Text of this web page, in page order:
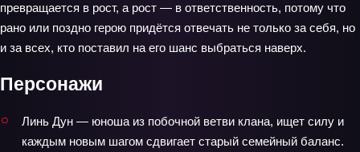
превращается в рост, а рост — в ответственность, потому что
рано или поздно герою придётся отвечать не только за себя, но
и за всех, кто поставил на его шанс выбраться наверх.
Персонажи
Линь Дун — юноша из побочной ветви клана, ищет силу и
каждым новым шагом сдвигает старый семейный баланс.